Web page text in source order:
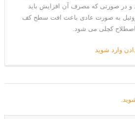
و در صورتی که مصرف آن افزایش باید
به صورت عادی باعث افت سطح کف
اصطلاح کچلی می شود.
وارد شوید
.